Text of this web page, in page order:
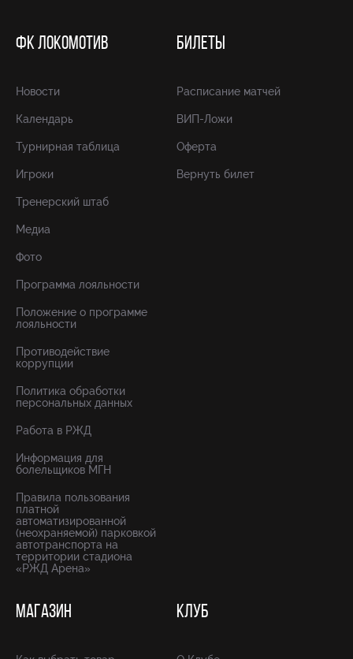
ФК ЛОКОМОТИВ
Новости
Календарь
Турнирная таблица
Игроки
Тренерский штаб
Медиа
Фото
Программа лояльности
Положение о программе
лояльности
Противодействие
коррупции
Политика обработки
персональных данных
Работа в РЖД
Информация для
болельщиков МГН
Правила пользования
платной
автоматизированной
(неохраняемой) парковкой
автотранспорта на
территории стадиона
«РЖД Арена»
БИЛЕТЫ
Расписание матчей
ВИП-Ложи
Оферта
Вернуть билет
МАГАЗИН КЛУБ